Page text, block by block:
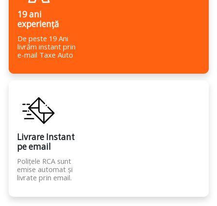
19 ani
experiență
De peste 19 Ani
livrăm instant prin
e-mail Taxe Auto
Livrare Instant
pe email
Polițele RCA sunt
emise automat și
livrate prin email.